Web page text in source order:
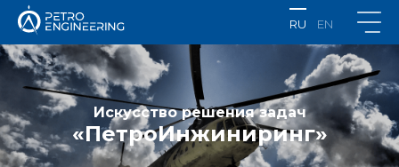
RU EN
Искусство решения задач
«ПетроИнжиниринг»